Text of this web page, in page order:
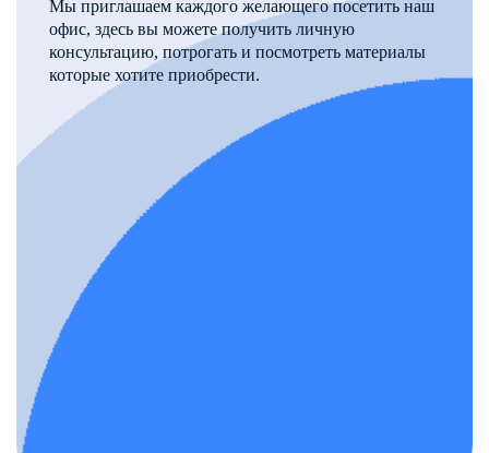
Мы приглашаем каждого желающего посетить наш
офис, здесь вы можете получить личную
консультацию, потрогать и посмотреть материалы
которые хотите приобрести.